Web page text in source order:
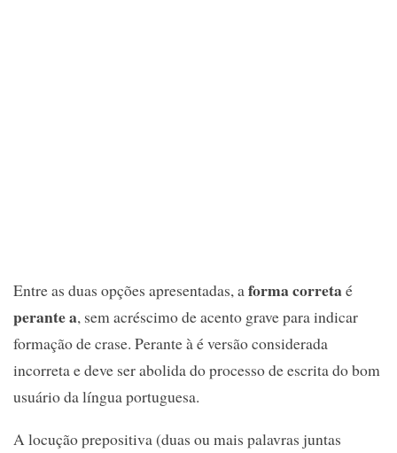
Entre as duas opções apresentadas, aforma corretaé
perante a, sem acréscimo de acento grave para indicar
formação de crase. Perante à é versão considerada
incorreta e deve ser abolida do processo de escrita do bom
usuário da língua portuguesa.
A locução prepositiva (duas ou mais palavras juntas